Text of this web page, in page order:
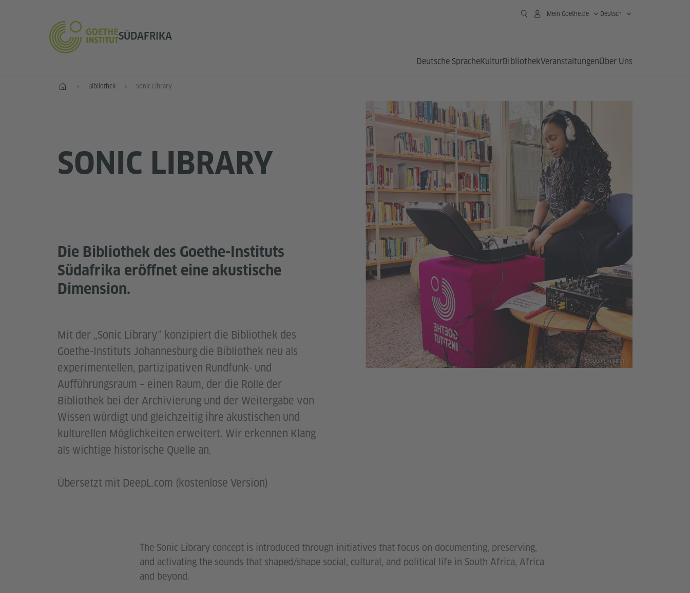
SÜDAFRIKA
Mein Goethe.de Deutsch
Deutsche SpracheKulturBibliothekVeranstaltungenÜber Uns
Start Bibliothek Sonic Library
SONIC LIBRARY
Die Bibliothek des Goethe-Instituts
Südafrika eröffnet eine akustische
Dimension.
Mit der „Sonic Library“ konzipiert die Bibliothek des
Goethe-Instituts Johannesburg die Bibliothek neu als
experimentellen, partizipativen Rundfunk- und
Aufführungsraum – einen Raum, der die Rolle der
Bibliothek bei der Archivierung und der Weitergabe von
Wissen würdigt und gleichzeitig ihre akustischen und
kulturellen Möglichkeiten erweitert. Wir erkennen Klang
als wichtige historische Quelle an.
Übersetzt mit DeepL.com (kostenlose Version)
© Goethe-Institut
The Sonic Library concept is introduced through initiatives that focus on documenting, preserving,
and activating the sounds that shaped/shape social, cultural, and political life in South Africa, Africa
and beyond.